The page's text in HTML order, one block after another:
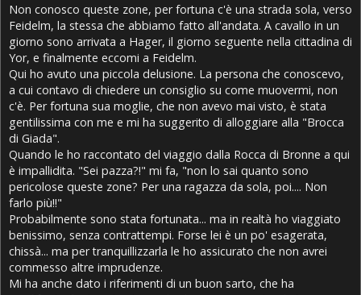
Non conosco queste zone, per fortuna c'è una strada sola, verso
Feidelm, la stessa che abbiamo fatto all'andata. A cavallo in un
giorno sono arrivata a Hager, il giorno seguente nella cittadina di
Yor, e finalmente eccomi a Feidelm.
Qui ho avuto una piccola delusione. La persona che conoscevo,
a cui contavo di chiedere un consiglio su come muovermi, non
c'è. Per fortuna sua moglie, che non avevo mai visto, è stata
gentilissima con me e mi ha suggerito di alloggiare alla "Brocca
di Giada".
Quando le ho raccontato del viaggio dalla Rocca di Bronne a qui
è impallidita. "Sei pazza?!" mi fa, "non lo sai quanto sono
pericolose queste zone? Per una ragazza da sola, poi.... Non
farlo più!!"
Probabilmente sono stata fortunata... ma in realtà ho viaggiato
benissimo, senza contrattempi. Forse lei è un po' esagerata,
chissà... ma per tranquillizzarla le ho assicurato che non avrei
commesso altre imprudenze.
Mi ha anche dato i riferimenti di un buon sarto, che ha